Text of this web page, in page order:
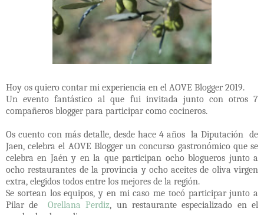
Hoy os quiero contar mi experiencia en el AOVE Blogger 2019.
Un evento fantástico al que fui invitada junto con otros 7
compañeros blogger para participar como cocineros.
Os cuento con más detalle, desde hace 4 años la Diputación de
Jaen, celebra el AOVE Blogger un concurso gastronómico que se
celebra en Jaén y en la que participan ocho blogueros junto a
ocho restaurantes de la provincia y ocho aceites de oliva virgen
extra, elegidos todos entre los mejores de la región.
Se sortean los equipos, y en mi caso me tocó participar junto a
Pilar de Orellana Perdiz, un restaurante especializado en el